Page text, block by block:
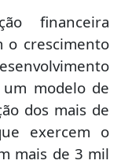
financeira
o crescimento
modelo de
dos mais de
exercem o
mais de 3 mil